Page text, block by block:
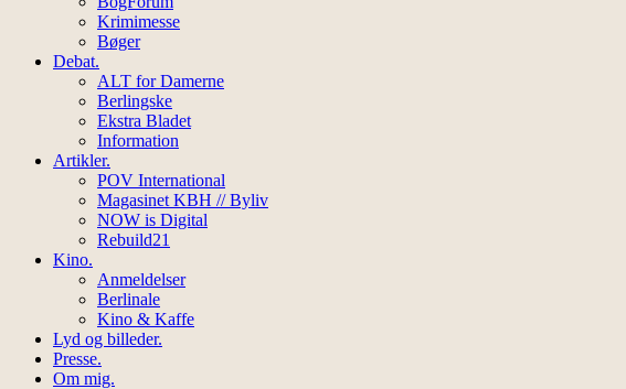
Krimimesse
Bøger
Debat.
ALT for Damerne
Berlingske
Ekstra Bladet
Information
Artikler.
POV International
Magasinet KBH // Byliv
NOW is Digital
Rebuild21
Kino.
Anmeldelser
Berlinale
Kino & Kaffe
Lyd og billeder.
Presse.
Om mig.